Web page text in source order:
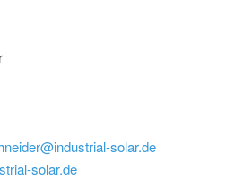
solar.de
solar.de